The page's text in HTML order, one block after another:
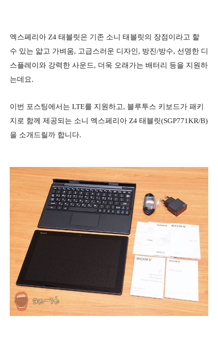
엑스페리아 Z4 태블릿은 기존 소니 태블릿의 장점이라고 할
수 있는 얇고 가벼움, 고급스러운 디자인, 방진/방수, 선명한 디
스플레이와 강력한 사운드, 더욱 오래가는 배터리 등을 지원하
는데요.
이번 포스팅에서는 LTE를 지원하고, 블루투스 키보드가 패키
지로 함께 제공되는 소니 엑스페리아 Z4 태블릿(SGP771KR/B)
을 소개드릴까 합니다.